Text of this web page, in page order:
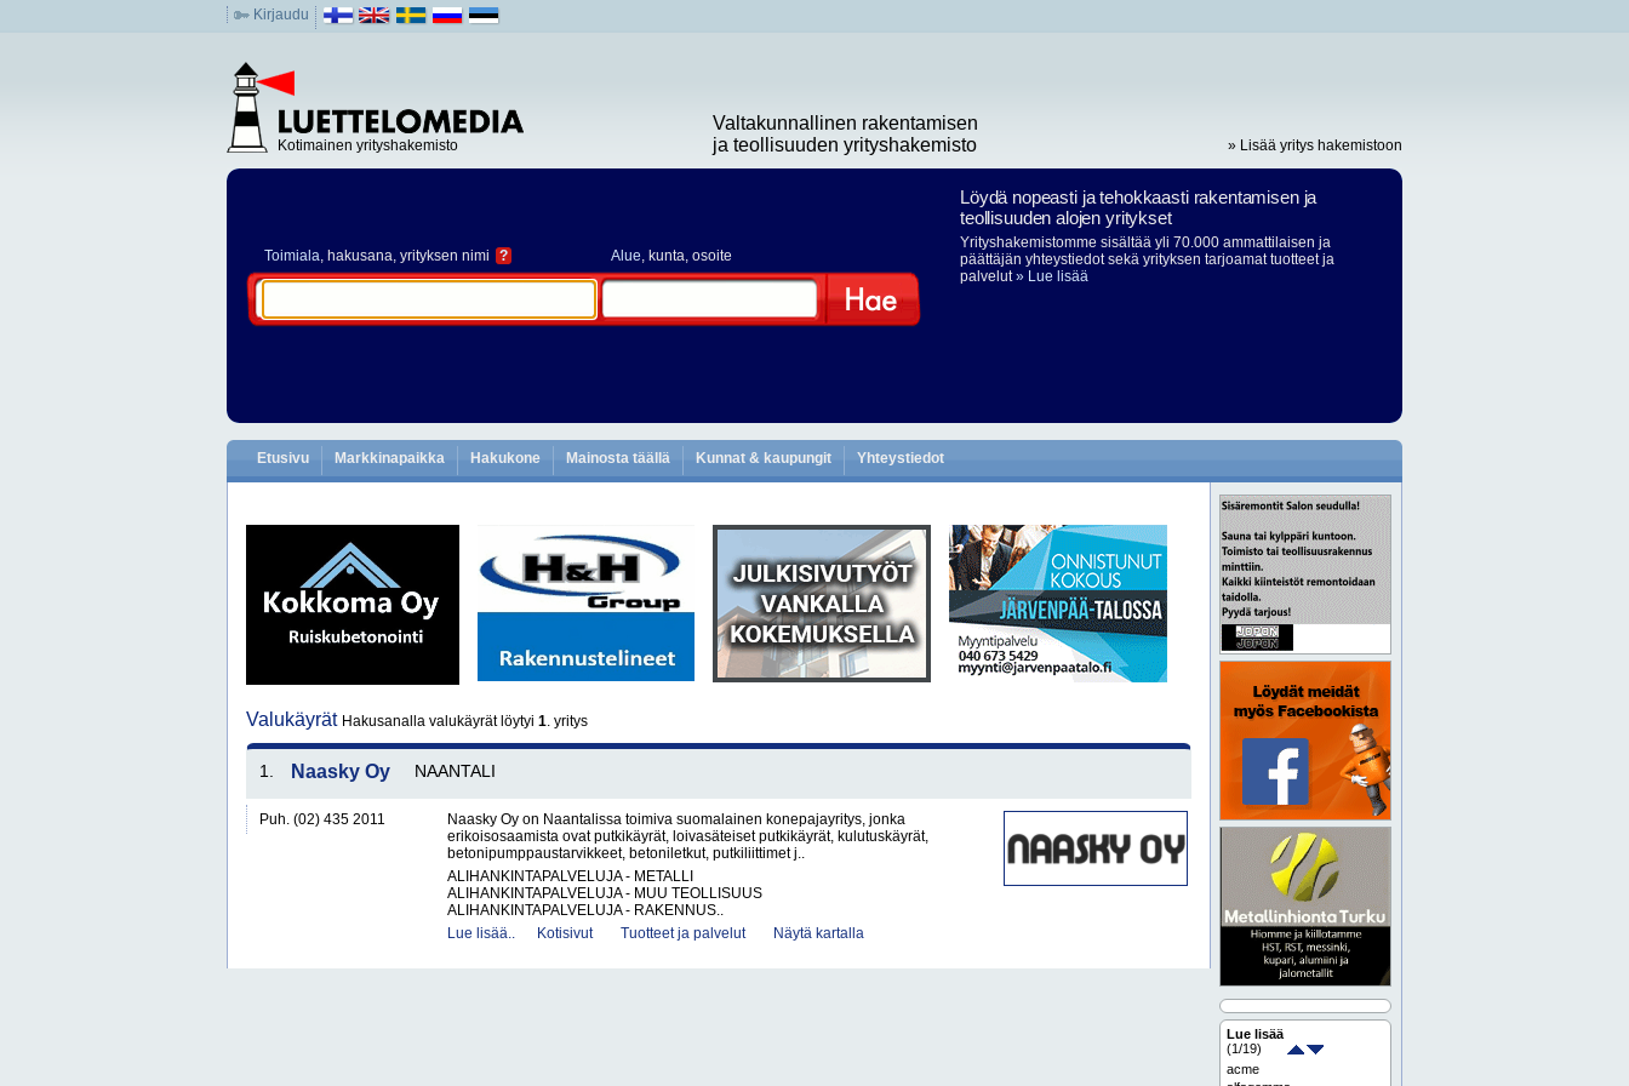
Kirjaudu
Kotimainen yrityshakemisto
Valtakunnallinen rakentamisen
ja teollisuuden yrityshakemisto
» Lisää yritys hakemistoon
Toimiala, hakusana, yrityksen nimi ? Alue, kunta, osoite
Löydä nopeasti ja tehokkaasti rakentamisen ja
teollisuuden alojen yritykset
Yrityshakemistomme sisältää yli 70.000 ammattilaisen ja
päättäjän yhteystiedot sekä yrityksen tarjoamat tuotteet ja
palvelut» Lue lisää
Etusivu Markkinapaikka Hakukone Mainosta täällä Kunnat & kaupungit Yhteystiedot
Valukäyrät Hakusanalla valukäyrät löytyi 1. yritys
1. Naasky Oy NAANTALI
Puh. (02) 435 2011
Naasky Oy on Naantalissa toimiva suomalainen konepajayritys, jonka
erikoisosaamista ovat putkikäyrät, loivasäteiset putkikäyrät, kulutuskäyrät,
betonipumppaustarvikkeet, betoniletkut, putkiliittimet j..
ALIHANKINTAPALVELUJA - METALLI
ALIHANKINTAPALVELUJA - MUU TEOLLISUUS
ALIHANKINTAPALVELUJA - RAKENNUS..
Lue lisää..
Kotisivut Tuotteet ja palvelut Näytä kartalla
Lue lisää
(1/19)
acme